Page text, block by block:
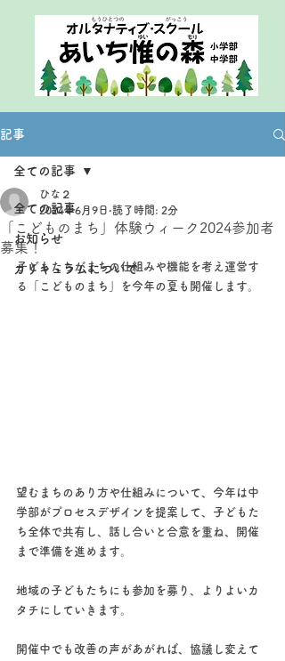
記事
全ての記事
お知らせ
カリキュラムについて
全ての記事
「こどものまち」体験ウィーク2024参加者
募集！
ひな２
2024年6月9日 読了時間: 2分
子どもたちがまちの仕組みや機能を考え運営す
る「こどものまち」を今年の夏も開催します。
望むまちのあり方や仕組みについて、今年は中
学部がプロセスデザインを提案して、子どもた
ち全体で共有し、話し合いと合意を重ね、開催
まで準備を進めます。
地域の子どもたちにも参加を募り、よりよいカ
タチにしていきます。
開催中でも改善の声があがれば、協議し変えて